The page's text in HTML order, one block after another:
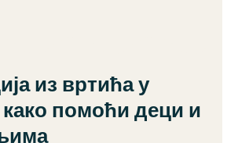
из вртића у
помоћи деци и